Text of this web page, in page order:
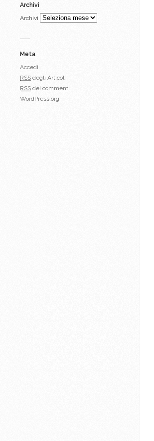
Archivi
Archivi
Meta
Accedi
RSS degli Articoli
RSS dei commenti
WordPress.org